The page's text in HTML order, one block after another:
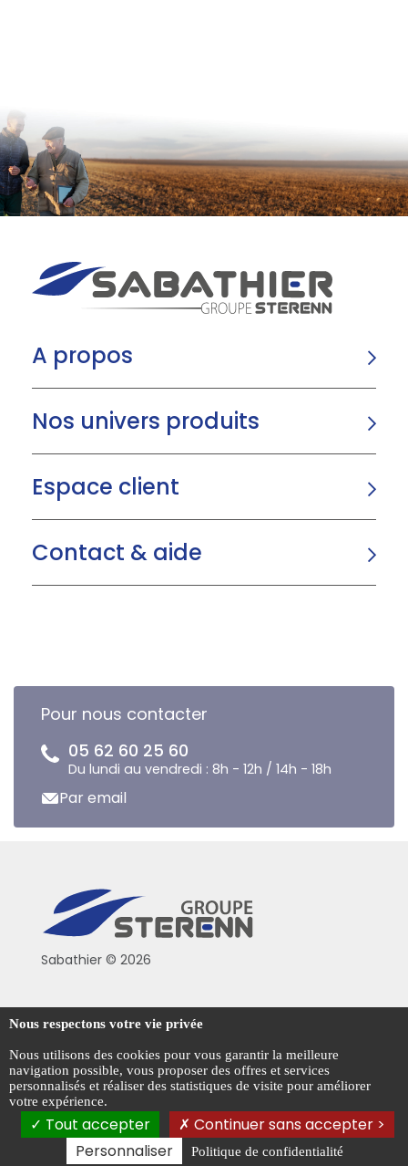
A propos
Nos univers produits
Espace client
Contact & aide
Pour nous contacter
05 62 60 25 60
Du lundi au vendredi : 8h - 12h / 14h - 18h
Par email
Sabathier © 2026
Politique de confidentialité
Conditions générales de vente
Mentions légales
Gestion des cookies
Nous respectons votre vie privée
Nous utilisons des cookies pour vous garantir la meilleure
navigation possible, vous proposer des offres et services
personnalisés et réaliser des statistiques de visite pour améliorer
votre expérience.
Tout accepter
Continuer sans accepter >
Personnaliser
Politique de confidentialité